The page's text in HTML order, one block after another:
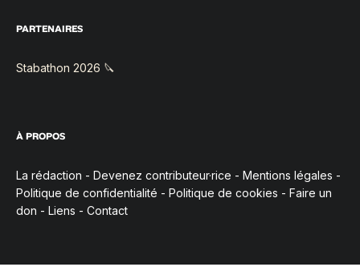
PARTENAIRES
Stabathon 2026 🔪
À PROPOS
La rédaction - Devenez contributeur·rice - Mentions légales -
Politique de confidentialité - Politique de cookies - Faire un
don - Liens - Contact